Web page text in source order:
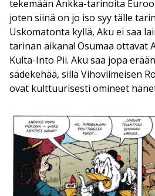
tekemään Ankka-tarinoita
joten siinä on jo iso syy tälle
Uskomatonta kyllä, Aku ei saa
tarinan aikana! Osumaa ottavat
Kulta-Into Pii. Aku saa jopa
sädekehää, sillä Vihoviimeisen
ovat kulttuurisesti omineet